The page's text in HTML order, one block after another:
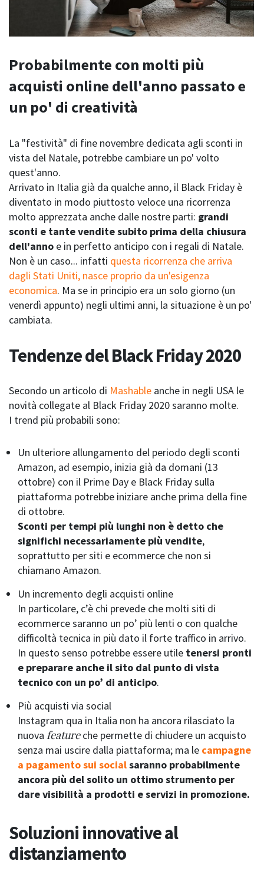
Probabilmente con molti più
acquisti online dell'anno passato e
un po' di creatività
La "festività" di fine novembre dedicata agli sconti in
vista del Natale, potrebbe cambiare un po' volto
quest'anno.
Arrivato in Italia già da qualche anno, il Black Friday è
diventato in modo piuttosto veloce una ricorrenza
molto apprezzata anche dalle nostre parti: grandi
sconti e tante vendite subito prima della chiusura
dell'anno e in perfetto anticipo con i regali di Natale.
Non è un caso... infatti questa ricorrenza che arriva
dagli Stati Uniti, nasce proprio da un'esigenza
economica. Ma se in principio era un solo giorno (un
venerdì appunto) negli ultimi anni, la situazione è un po'
cambiata.
Tendenze del Black Friday 2020
Secondo un articolo di Mashable anche in negli USA le
novità collegate al Black Friday 2020 saranno molte.
I trend più probabili sono:
Un ulteriore allungamento del periodo degli sconti
Amazon, ad esempio, inizia già da domani (13
ottobre) con il Prime Day e Black Friday sulla
piattaforma potrebbe iniziare anche prima della fine
di ottobre.
Sconti per tempi più lunghi non è detto che
significhi necessariamente più vendite,
soprattutto per siti e ecommerce che non si
chiamano Amazon.
Un incremento degli acquisti online
In particolare, c’è chi prevede che molti siti di
ecommerce saranno un po’ più lenti o con qualche
difficoltà tecnica in più dato il forte traffico in arrivo.
In questo senso potrebbe essere utile tenersi pronti
e preparare anche il sito dal punto di vista
tecnico con un po’ di anticipo.
Più acquisti via social
Instagram qua in Italia non ha ancora rilasciato la
nuova featureche permette di chiudere un acquisto
senza mai uscire dalla piattaforma; ma le campagne
a pagamento sui socialsaranno probabilmente
ancora più del solito un ottimo strumento per
dare visibilità a prodotti e servizi in promozione.
Soluzioni innovative al
distanziamento